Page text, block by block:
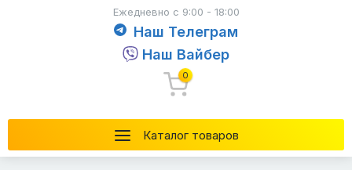
Каталог товаров
Ежедневно с 9:00 - 18:00
Наш Телеграм
Наш Вайбер
0